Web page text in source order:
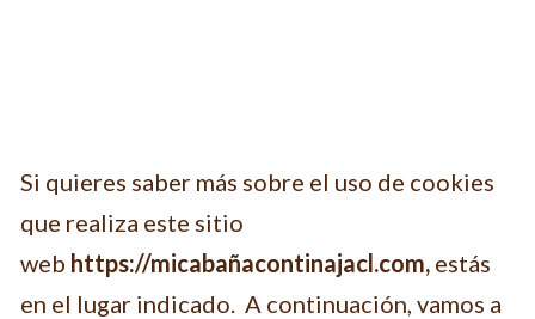
Si quieres saber más sobre el uso de cookies
que realiza este sitio
web https://micabañacontinajacl.com, estás
en el lugar indicado. A continuación, vamos a